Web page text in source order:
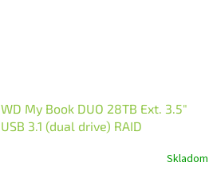
WD My Book DUO 28TB Ext. 3.5"
USB 3.1 (dual drive) RAID
Skladom